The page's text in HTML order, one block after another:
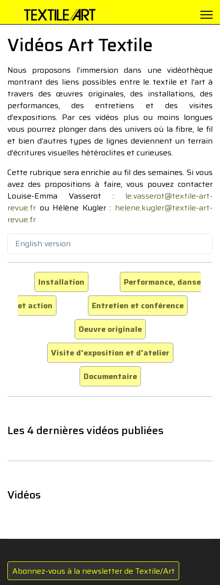
Vidéos Art Textile
Nous proposons l’immersion dans une vidéothèque
montrant des liens possibles entre le textile et l’art à
travers des œuvres originales, des installations, des
performances, des entretiens et des visites
d’expositions. Par ces vidéos plus ou moins longues
vous pourrez plonger dans des univers où la fibre, le fil
et bien d’autres types de lignes deviennent un terrain
d’écritures visuelles hétéroclites et curieuses.
Cette rubrique sera enrichie au fil des semaines. Si vous
avez des propositions à faire, vous pouvez contacter
Louise-Emma Vasserot : le.vasserot@textile-art-
revue.fr ou Hélène Kugler : helene.kugler@textile-art-
revue.fr
English version
Installation
Performance, danse
et action
Entretien et conférence
Oeuvre originale
Visite d'exposition et d'atelier
Documentaire
Les 4 dernières vidéos publiées
Vidéos
Abonnez-vous à la newsletter de Textile/Art